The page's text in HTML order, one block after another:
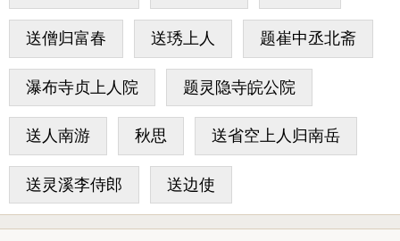
送僧归富春 送琇上人 题崔中丞北斋
瀑布寺贞上人院 题灵隐寺皖公院
送人南游 秋思 送省空上人归南岳
送灵溪李侍郎 送边使